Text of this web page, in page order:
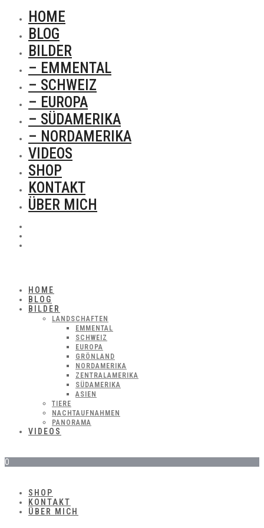
HOME
BLOG
BILDER
– EMMENTAL
– SCHWEIZ
– EUROPA
– SÜDAMERIKA
– NORDAMERIKA
VIDEOS
SHOP
KONTAKT
ÜBER MICH
HOME
BLOG
BILDER
LANDSCHAFTEN
EMMENTAL
SCHWEIZ
EUROPA
GRÖNLAND
NORDAMERIKA
ZENTRALAMERIKA
SÜDAMERIKA
ASIEN
TIERE
NACHTAUFNAHMEN
PANORAMA
VIDEOS
0
SHOP
KONTAKT
ÜBER MICH